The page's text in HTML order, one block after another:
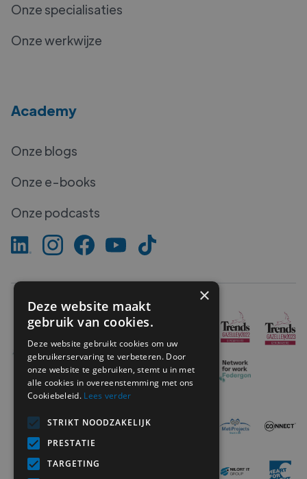
Onze specialisaties
Onze werkwijze
Academy
Onze blogs
Onze e-books
Onze podcasts
×
Deze website maakt
gebruik van cookies.
Deze website gebruikt cookies om uw
gebruikerservaring te verbeteren. Door
onze website te gebruiken, stemt u in met
alle cookies in overeenstemming met ons
Cookiebeleid. Lees verder
STRIKT NOODZAKELIJK
PRESTATIE
TARGETING